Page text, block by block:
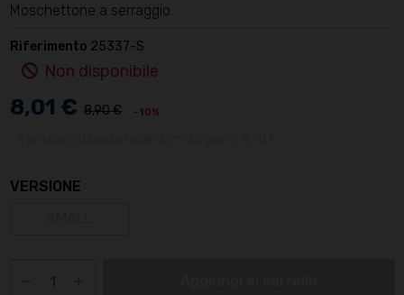
Moschettone a serraggio.
Riferimento 25337-S
Non disponibile
8,01 € 8,90 € -10%
VERSIONE